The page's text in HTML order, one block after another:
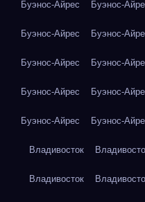
Буэнос-Айрес Буэнос-
Буэнос-Айрес Буэнос-
Буэнос-Айрес Буэнос-
Буэнос-Айрес Буэнос-
Буэнос-Айрес Буэнос-
Владивосток
Владивосток